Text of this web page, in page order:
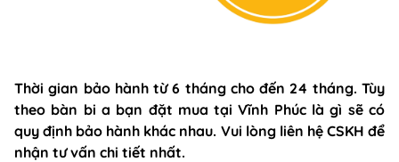
Thời gian bảo hành từ 6 tháng cho đến 24 tháng. Tùy
theo bàn bi a bạn đặt mua tại Vĩnh Phúc là gì sẽ có
quy định bảo hành khác nhau. Vui lòng liên hệ CSKH để
nhận tư vấn chi tiết nhất.